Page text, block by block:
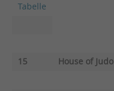
Tabelle
15 House of Judo